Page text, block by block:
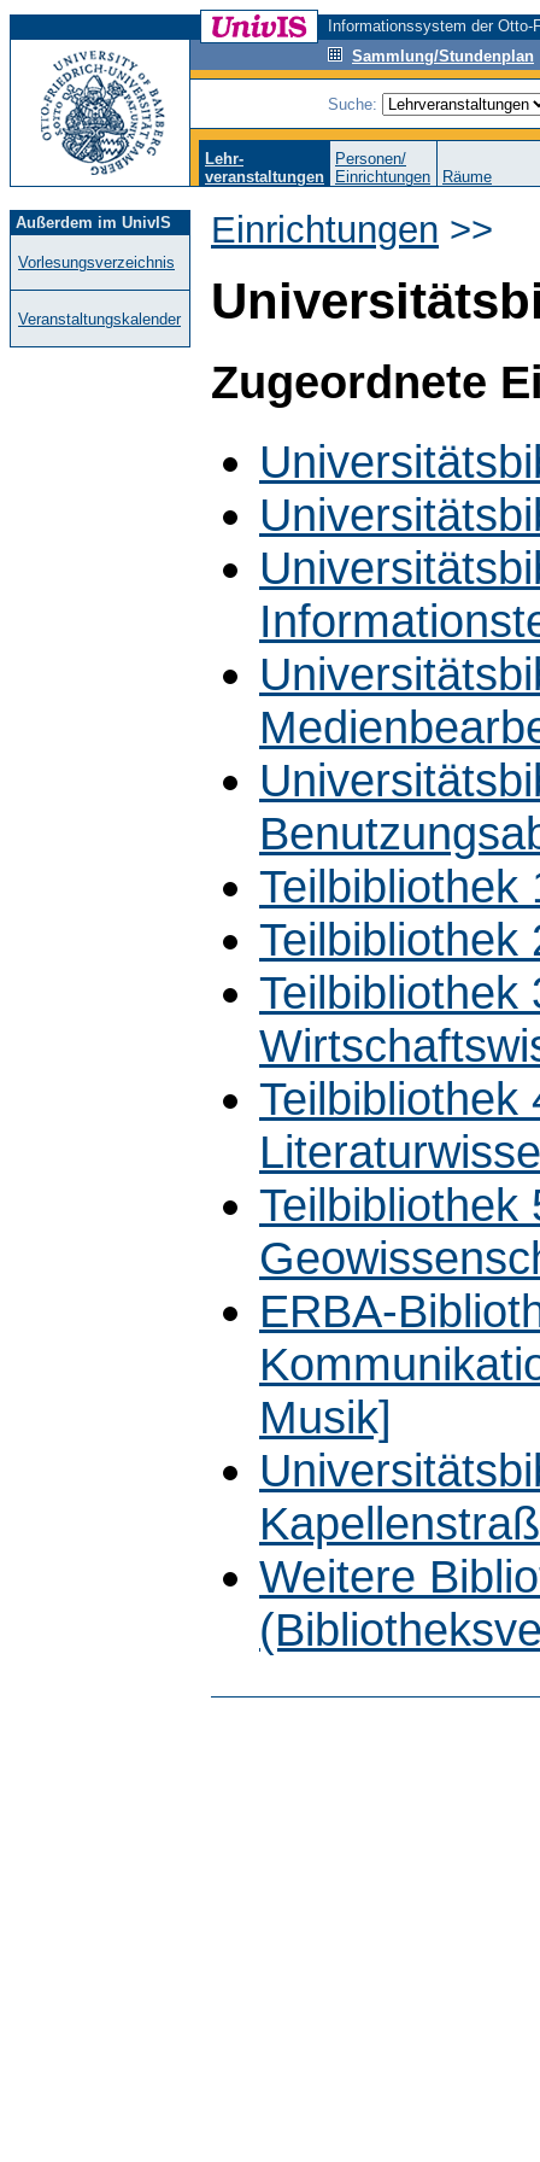
Informationssystem der
Sammlung/Stundenplan
Suche:
Lehr-
veranstaltungen
Personen/
Einrichtungen
Räume
Außerdem im UnivIS
Vorlesungsverzeichnis
Veranstaltungskalender
Einrichtungen >>
Zugeordnete
Teilbibliothek
Teilbibliothek
Teilbibliothek
Teilbibliothek
Teilbibliothek
ERBA-
Musik]
Weitere